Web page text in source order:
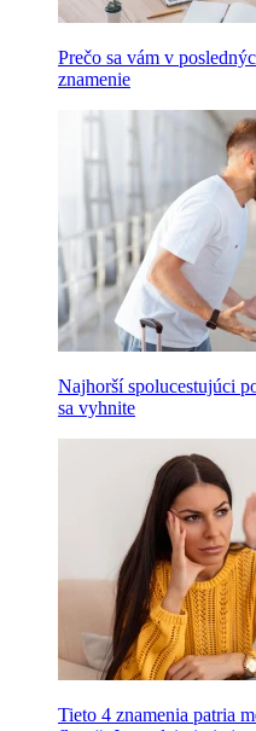
Prečo sa vám v
znamenie
Najhorší spolucestujúci
sa vyhnite
Tieto 4 znamenia patria